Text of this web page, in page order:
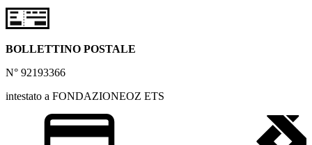
BOLLETTINO POSTALE
N° 92193366
intestato a FONDAZIONEOZ ETS